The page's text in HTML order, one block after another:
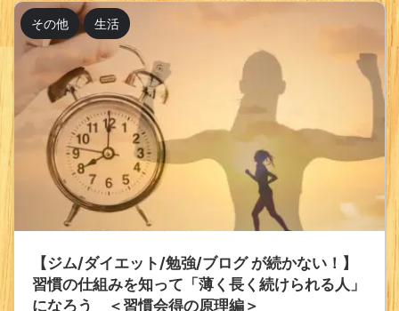
その他 生活
【ジム/ダイエット/勉強/ブログ が続かない！】
習慣の仕組みを知って「薄く長く続けられる人」
になろう ＜習慣会得の原理編＞